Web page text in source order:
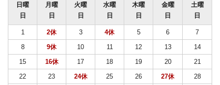
日曜
日
月曜
日
火曜
日
水曜
日
木曜
日
金曜
日
土曜
日
1 2休 3 4休 5 6
7
8
9休 10 11 12 13
14
15
16休 17 18 19 20
21
22
23 24休 25 26 27休
28